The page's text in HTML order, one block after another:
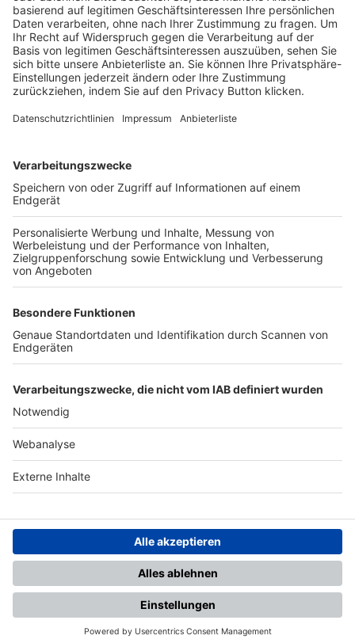
Trainerbörse
Login SpielPlus
FOLGE DEM BFV
TOP-VEREINE
TOP-PARTNER
Nutzungsbedingungen Datenschutz Impressum